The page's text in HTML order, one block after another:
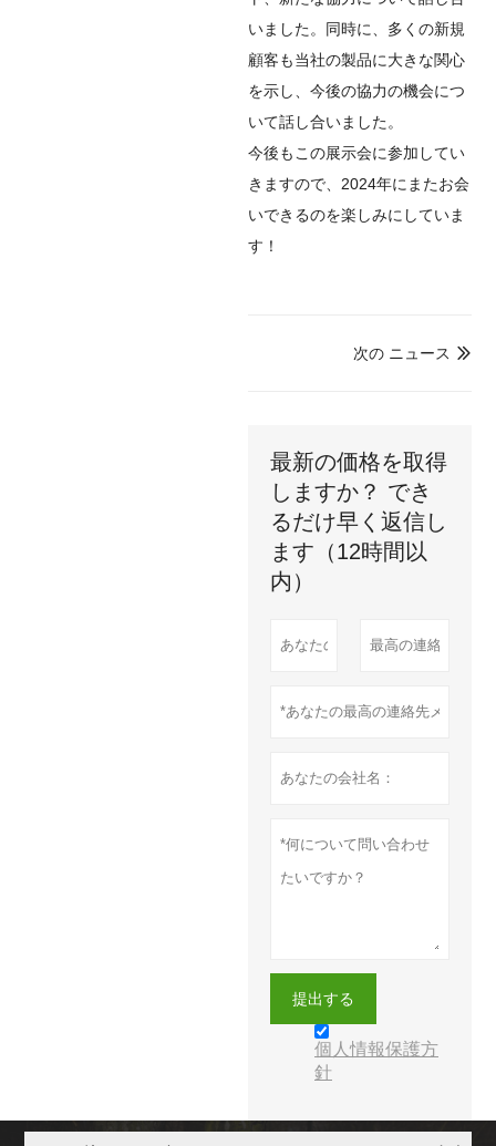
いました。同時に、多くの新規
顧客も当社の製品に大きな関心
を示し、今後の協力の機会につ
いて話し合いました。
今後もこの展示会に参加してい
きますので、2024年にまたお会
いできるのを楽しみにしていま
す！

次の ニュース
最新の価格を取得
しますか？ でき
るだけ早く返信し
ます（12時間以
内）
提出する
個人情報保護方
針